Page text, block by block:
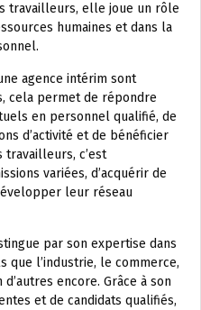
travailleurs, elle joue un rôle
humaines et dans la
agence intérim sont
cela permet de répondre
en personnel qualifié, de
d’activité et de bénéficier
travailleurs, c’est
variées, d’acquérir de
leur réseau
par son expertise dans
que l’industrie, le commerce,
encore. Grâce à son
et de candidats qualifiés,